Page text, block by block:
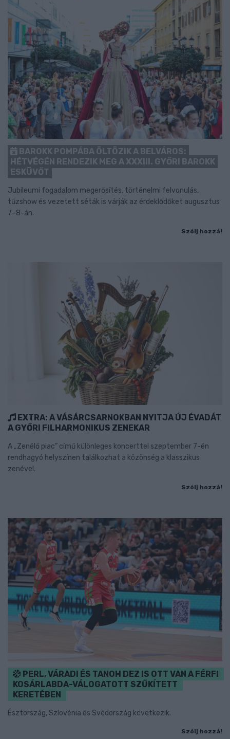
BAROKK POMPÁBA ÖLTÖZIK A BELVÁROS:
HÉTVÉGÉN RENDEZIK MEG A XXXIII. GYŐRI BAROKK
ESKÜVŐT
Jubileumi fogadalom megerősítés, történelmi felvonulás,
tűzshow és vezetett séták is várják az érdeklődőket augusztus
7–8-án.
Szólj hozzá!
EXTRA: A VÁSÁRCSARNOKBAN NYITJA ÚJ ÉVADÁT
A GYŐRI FILHARMONIKUS ZENEKAR
A „Zenélő piac” című különleges koncerttel szeptember 7-én
rendhagyó helyszínen találkozhat a közönség a klasszikus
zenével.
Szólj hozzá!
PERL, VÁRADI ÉS TANOH DEZ IS OTT VAN A FÉRFI
KOSÁRLABDA-VÁLOGATOTT SZŰKÍTETT
KERETÉBEN
Észtország, Szlovénia és Svédország következik.
Szólj hozzá!